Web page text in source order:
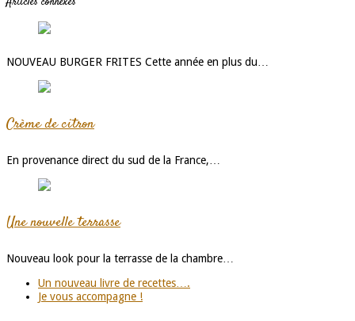
NOUVEAU BURGER FRITES Cette année en plus du…
Crème de citron
En provenance direct du sud de la France,…
Une nouvelle terrasse
Nouveau look pour la terrasse de la chambre…
Un nouveau livre de recettes….
Je vous accompagne !